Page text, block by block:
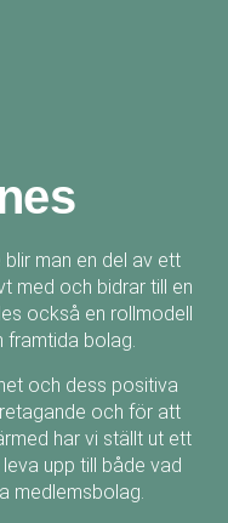
blir man en del av ett
med och bidrar till en
också en rollmodell
framtida bolag.
och dess positiva
och för att
har vi ställt ut ett
upp till både vad
medlemsbolag.